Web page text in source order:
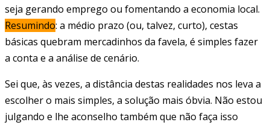
seja gerando emprego ou fomentando a economia local.
Resumindo: a médio prazo (ou, talvez, curto), cestas
básicas quebram mercadinhos da favela, é simples fazer
a conta e a análise de cenário.
Sei que, às vezes, a distância destas realidades nos leva a
escolher o mais simples, a solução mais óbvia. Não estou
julgando e lhe aconselho também que não faça isso